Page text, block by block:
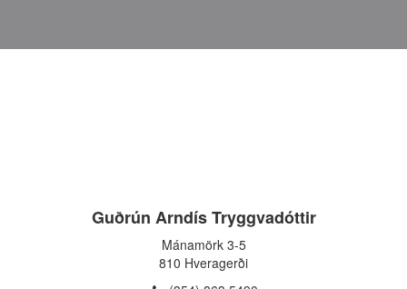
Guðrún Arndís Tryggvadóttir
Mánamörk 3-5
810 Hveragerði